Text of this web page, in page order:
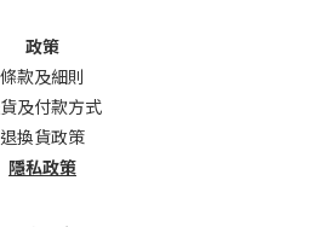
政策
條款及細則
及付款方式
退換貨政策
隱私政策